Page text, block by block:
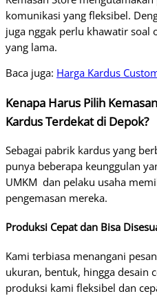
komunikasi yang fleksibel.
juga nggak perlu khawatir soal
yang lama.
Baca juga: Harga Kardus
Kenapa Harus Pilih
Kardus Terdekat di Depok?
Sebagai pabrik kardus yang
punya beberapa keunggulan
UMKM dan pelaku usaha
pengemasan mereka.
Produksi Cepat dan Bisa
Kami terbiasa menangani
ukuran, bentuk, hingga desain
produksi kami fleksibel dan